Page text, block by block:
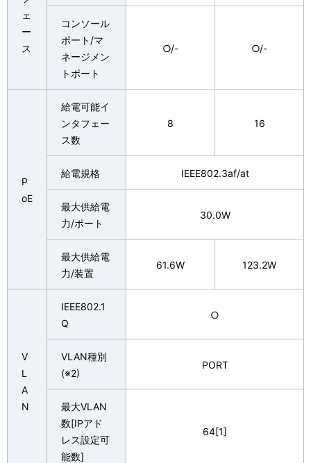
ェ
ー
ス
コンソール
ポート/マ
ネージメン
トポート
○/- ○/-
P
oE
給電可能イ
ンタフェー
ス数
8 16
給電規格 IEEE802.3af/at
最大供給電
力/ポート
30.0W
最大供給電
力/装置
61.6W 123.2W
V
L
A
N
IEEE802.1
Q
○
VLAN種別
(※2)
PORT
最大VLAN
数[IPアド
レス設定可
能数]
64[1]